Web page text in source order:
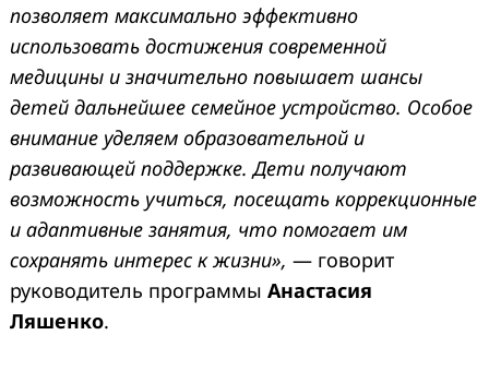
позволяет максимально эффективно
использовать достижения современной
медицины и значительно повышает шансы
детей дальнейшее семейное устройство. Особое
внимание уделяем образовательной и
развивающей поддержке. Дети получают
возможность учиться, посещать коррекционные
и адаптивные занятия, что помогает им
сохранять интерес к жизни», — говорит
руководитель программы Анастасия
Ляшенко.